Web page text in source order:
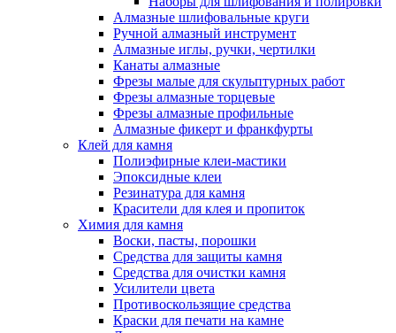
Алмазные шлифовальные круги
Ручной алмазный инструмент
Алмазные иглы, ручки, чертилки
Канаты алмазные
Фрезы малые для скульптурных работ
Фрезы алмазные торцевые
Фрезы алмазные профильные
Алмазные фикерт и франкфурты
Клей для камня
Полиэфирные клеи-мастики
Эпоксидные клеи
Резинатура для камня
Красители для клея и пропиток
Химия для камня
Воски, пасты, порошки
Средства для защиты камня
Средства для очистки камня
Усилители цвета
Противоскользящие средства
Краски для печати на камне